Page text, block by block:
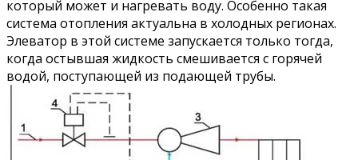
который может и нагревать воду. Особенно такая
система отопления актуальна в холодных регионах.
Элеватор в этой системе запускается только тогда,
когда остывшая жидкость смешивается с горячей
водой, поступающей из подающей трубы.